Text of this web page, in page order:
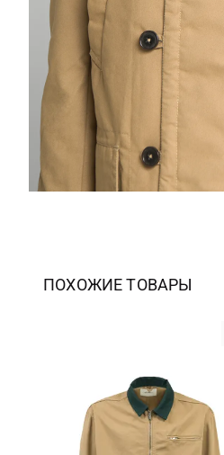
ПОХОЖИЕ ТОВАРЫ